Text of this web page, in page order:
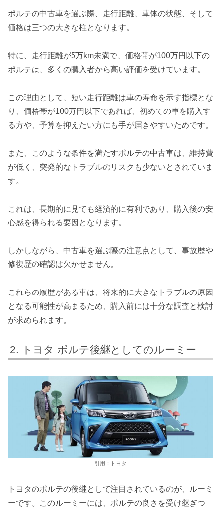
ポルテの中古車を選ぶ際、走行距離、車体の状態、そして
価格は三つの大きな柱となります。
特に、走行距離が5万km未満で、価格帯が100万円以下の
ポルテは、多くの購入者から高い評価を受けています。
この理由として、短い走行距離は車の寿命を示す指標とな
り、価格帯が100万円以下であれば、初めての車を購入す
る方や、予算を抑えたい方にも手が届きやすいためです。
また、このような条件を満たすポルテの中古車は、維持費
が低く、突発的なトラブルのリスクも少ないとされていま
す。
これは、長期的に見ても経済的に有利であり、購入後の安
心感を得られる要因となります。
しかしながら、中古車を選ぶ際の注意点として、事故歴や
修復歴の確認は欠かせません。
これらの履歴がある車は、将来的に大きなトラブルの原因
となる可能性が高まるため、購入前には十分な調査と検討
が求められます。
トヨタ ポルテ後継としてのルーミー
引用：トヨタ
トヨタのポルテの後継として注目されているのが、ルーミ
ーです。このルーミーには、ポルテの良さを受け継ぎつ